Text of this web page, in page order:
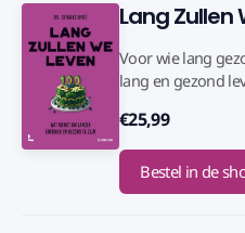
Lang Zullen
Voor wie lang
lang en gezond
€25,99
Bestel in de